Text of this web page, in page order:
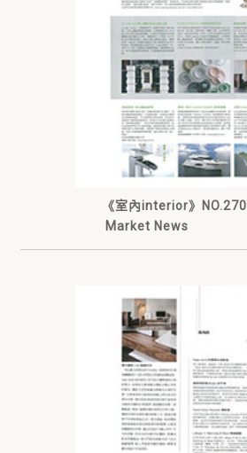
《室內interior》NO.270
Market News